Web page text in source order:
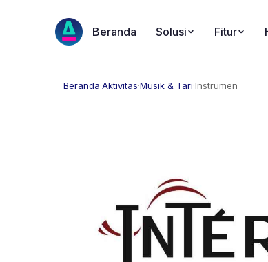
Beranda Solusi Fitur
Beranda·Aktivitas·Musik & Tari·Instrumen